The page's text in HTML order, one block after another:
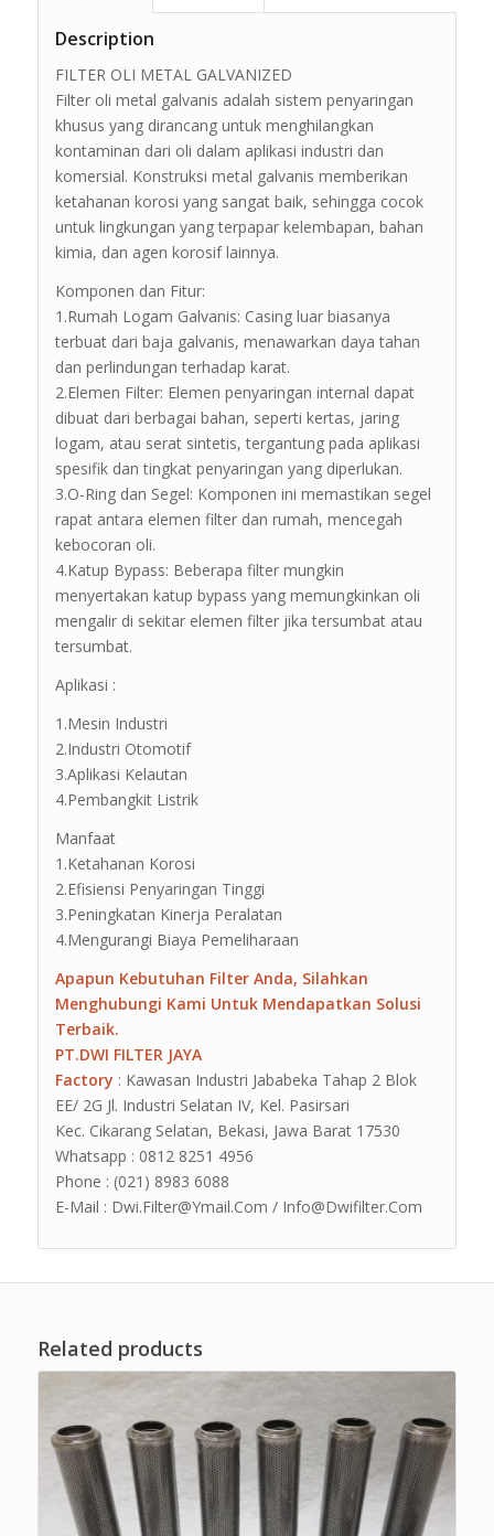
Description
FILTER OLI METAL GALVANIZED
Filter oli metal galvanis adalah sistem penyaringan
khusus yang dirancang untuk menghilangkan
kontaminan dari oli dalam aplikasi industri dan
komersial. Konstruksi metal galvanis memberikan
ketahanan korosi yang sangat baik, sehingga cocok
untuk lingkungan yang terpapar kelembapan, bahan
kimia, dan agen korosif lainnya.
Komponen dan Fitur:
1.Rumah Logam Galvanis: Casing luar biasanya
terbuat dari baja galvanis, menawarkan daya tahan
dan perlindungan terhadap karat.
2.Elemen Filter: Elemen penyaringan internal dapat
dibuat dari berbagai bahan, seperti kertas, jaring
logam, atau serat sintetis, tergantung pada aplikasi
spesifik dan tingkat penyaringan yang diperlukan.
3.O-Ring dan Segel: Komponen ini memastikan segel
rapat antara elemen filter dan rumah, mencegah
kebocoran oli.
4.Katup Bypass: Beberapa filter mungkin
menyertakan katup bypass yang memungkinkan oli
mengalir di sekitar elemen filter jika tersumbat atau
tersumbat.
Aplikasi :
1.Mesin Industri
2.Industri Otomotif
3.Aplikasi Kelautan
4.Pembangkit Listrik
Manfaat
1.Ketahanan Korosi
2.Efisiensi Penyaringan Tinggi
3.Peningkatan Kinerja Peralatan
4.Mengurangi Biaya Pemeliharaan
Apapun Kebutuhan Filter Anda, Silahkan
Menghubungi Kami Untuk Mendapatkan Solusi
Terbaik.
PT.DWI FILTER JAYA
Factory : Kawasan Industri Jababeka Tahap 2 Blok
EE/ 2G Jl. Industri Selatan IV, Kel. Pasirsari
Kec. Cikarang Selatan, Bekasi, Jawa Barat 17530
Whatsapp : 0812 8251 4956
Phone : (021) 8983 6088
E-Mail : Dwi.Filter@Ymail.Com / Info@Dwifilter.Com
Related products